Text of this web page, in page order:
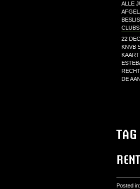
ALLE
22
KNVB
DE
Posted in: